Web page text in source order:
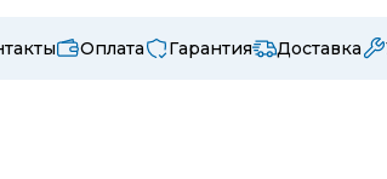
Оплата Гарантия Доставка